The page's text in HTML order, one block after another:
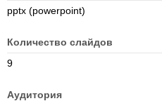
pptx (powerpoint)
Количество слайдов
9
Аудитория